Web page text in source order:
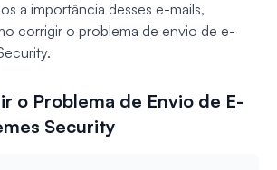
a importância desses e-mails,
corrigir o problema de envio de e-
o Problema de Envio de E-
Security